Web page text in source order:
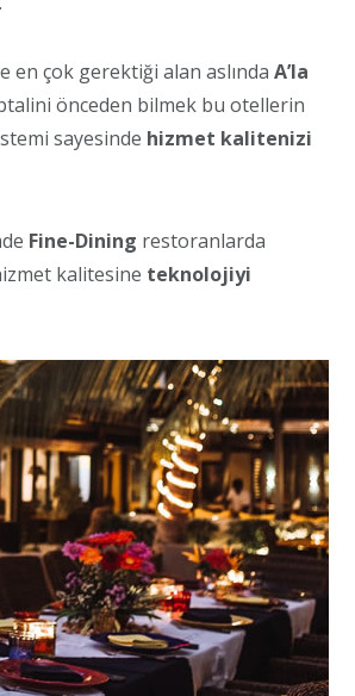
en çok gerektiği alan aslında A’la
önceden bilmek bu otellerin
sayesinde hizmet kalitenizi
Fine-Dining restoranlarda
kalitesine teknolojiyi